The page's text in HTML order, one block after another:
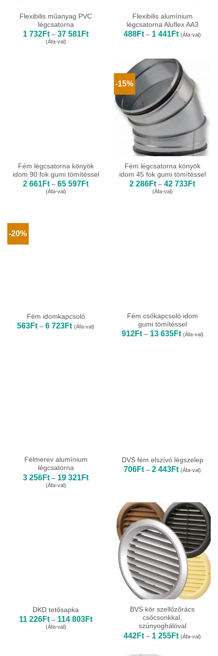
Flexibilis műanyag PVC
légcsatorna
1 732Ft – 37 581FtÁrtartomány:
(Áfa-val)
Flexibilis alumínium
légcsatorna Aluflex AA3
488Ft – 1 441FtÁrtartomány:
488Ft
(Áfa-val)
Fém légcsatorna könyök
idom 90 fok gumi tömítéssel
2 661Ft – 65 597FtÁrtartomány:
(Áfa-val)
-15%
Fém légcsatorna könyök
idom 45 fok gumi tömítéssel
2 286Ft – 42 733Ft
(Áfa-val)
-20%
Fém idomkapcsoló
563Ft – 6 723FtÁrtartomány:
563Ft
(Áfa-val)
Fém csőkapcsoló idom
gumi tömítéssel
912Ft – 13 635Ft
912Ft
(Áfa-val)
Félmerev alumínium
légcsatorna
3 256Ft – 19 321FtÁrtartomány:
3
(Áfa-val)
DVS fém elszívó légszelep
706Ft – 2 443FtÁrtartomány:
706Ft
(Áfa-val)
DKD tetősapka
11 226Ft – 114 803FtÁrtartomány:
(Áfa-val)
BVS kör szellőzőrács
csőcsonkkal,
szúnyoghálóval
442Ft – 1 255FtÁrtartomány:
442Ft
(Áfa-val)